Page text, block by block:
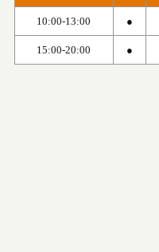
10:00-13:00 ●
15:00-20:00 ●